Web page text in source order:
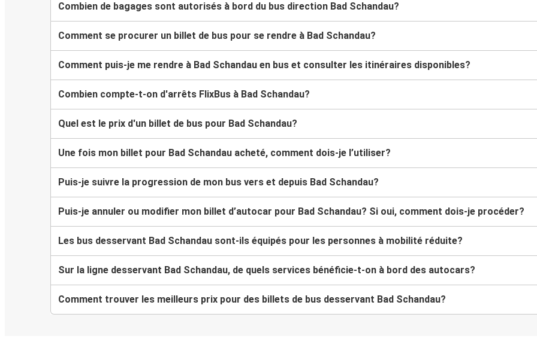
Combien de bagages sont autorisés à bord du bus direction Bad Schandau?
Comment se procurer un billet de bus pour se rendre à Bad Schandau?
Comment puis-je me rendre à Bad Schandau en bus et consulter les itinéraires disponibles?
Combien compte-t-on d'arrêts FlixBus à Bad Schandau?
Quel est le prix d'un billet de bus pour Bad Schandau?
Une fois mon billet pour Bad Schandau acheté, comment dois-je l’utiliser?
Puis-je suivre la progression de mon bus vers et depuis Bad Schandau?
Puis-je annuler ou modifier mon billet d’autocar pour Bad Schandau? Si oui, comment dois-je procéder?
Les bus desservant Bad Schandau sont-ils équipés pour les personnes à mobilité réduite?
Sur la ligne desservant Bad Schandau, de quels services bénéficie-t-on à bord des autocars?
Comment trouver les meilleurs prix pour des billets de bus desservant Bad Schandau?